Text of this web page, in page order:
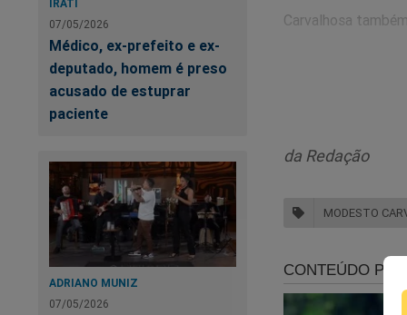
IRATI
07/05/2026
Médico, ex-prefeito e ex-
deputado, homem é preso
acusado de estuprar
paciente
ADRIANO MUNIZ
07/05/2026
Carvalhosa
“É um
Tribunal
Estado
de
princípios
pedra.
da Redação
MODESTO